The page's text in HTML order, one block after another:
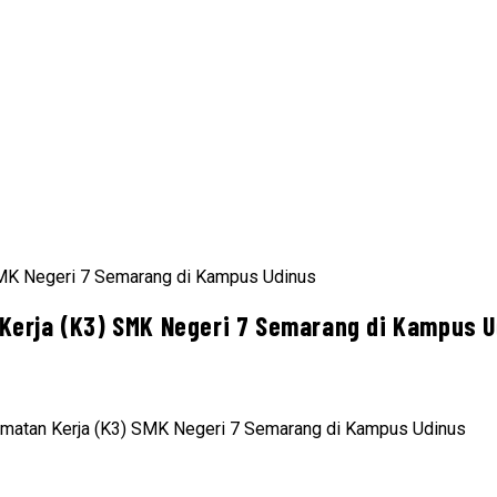
(K3) SMK Negeri 7 Semarang di Kampus
Kerja (K3) SMK Negeri 7 Semarang di Kampus Udinus